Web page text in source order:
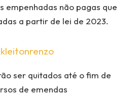
empenhadas não pagas que
a partir de lei de 2023.
ser quitados até o fim de
de emendas